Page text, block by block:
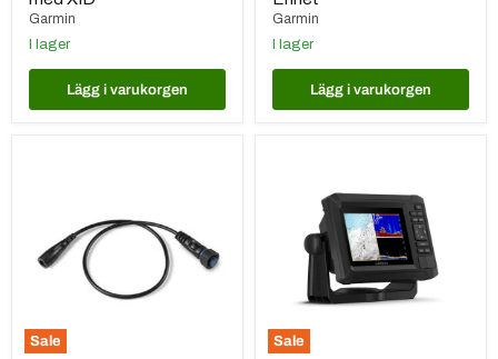
Garmin
I lager
Lägg i varukorgen
Garmin
I lager
Lägg i varukorgen
Sale
givare
till
Sale
plotter,
givaren
GT20-